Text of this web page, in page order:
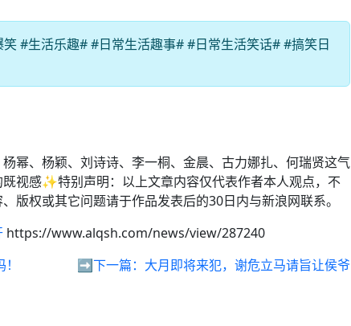
#生活乐趣# #日常生活趣事# #日常生活笑话# #搞笑日
幂、杨颖、刘诗诗、李一桐、金晨、古力娜扎、何瑞贤这气
视感✨特别声明：以上文章内容仅代表作者本人观点，不
版权或其它问题请于作品发表后的30日内与新浪网联系。
https://www.alqsh.com/news/view/287240
➡️下一篇： 大月即将来犯，谢危立马请旨让侯爷